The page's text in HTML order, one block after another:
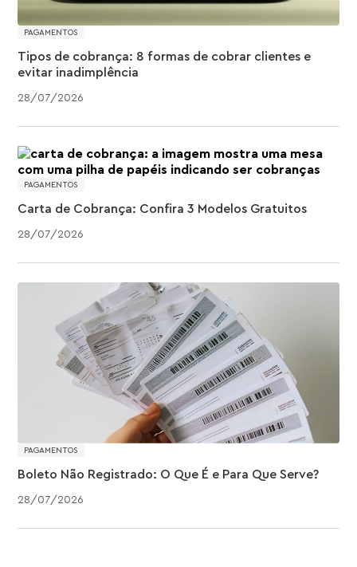
PAGAMENTOS
28/07/2026
Tipos de cobrança: 8 formas de cobrar clientes e
evitar inadimplência
PAGAMENTOS
28/07/2026
Carta de Cobrança: Confira 3 Modelos Gratuitos
PAGAMENTOS
28/07/2026
Boleto Não Registrado: O Que É e Para Que Serve?